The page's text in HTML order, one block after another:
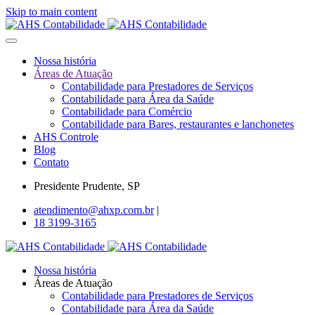
Skip to main content
Nossa história
Áreas de Atuação
Contabilidade para Prestadores de Serviços
Contabilidade para Área da Saúde
Contabilidade para Comércio
Contabilidade para Bares, restaurantes e lanchonetes
AHS Controle
Blog
Contato
Presidente Prudente, SP
atendimento@ahxp.com.br|
18 3199-3165
Nossa história
Áreas de Atuação
Contabilidade para Prestadores de Serviços
Contabilidade para Área da Saúde